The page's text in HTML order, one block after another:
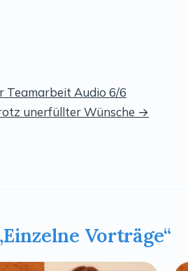
Teamarbeit Audio 6/6
unerfüllter Wünsche →
Vorträge“